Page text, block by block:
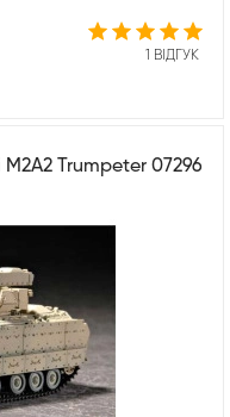
1 ВІДГУК
Trumpeter 07296